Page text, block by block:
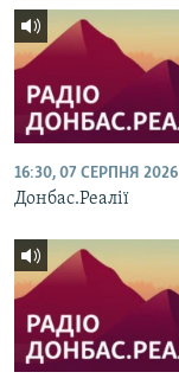
16:30, 07 СЕРПНЯ 2026
Донбас.Реалії